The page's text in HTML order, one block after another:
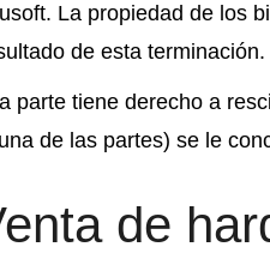
La propiedad de los
de esta terminación.
parte tiene derecho a
de las partes) se le
de